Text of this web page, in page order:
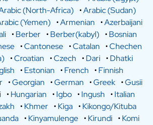
(North-Africa) •Arabic (Sudan)
(Yemen) •Armenian •Azerbaijani
•Berber •Berber(kabyl) •Bosnian
•Cantonese •Catalan •Chechen
•Croatian •Czech •Dari •Dhatki
•Estonian •French •Finnish
•Georgian •German •Greek •Gusii
•Hungarian •Igbo •Ingush •Italian
•Khmer •Kiga •Kikongo/Kituba
•Kinyamulenge •Kirundi •Komi